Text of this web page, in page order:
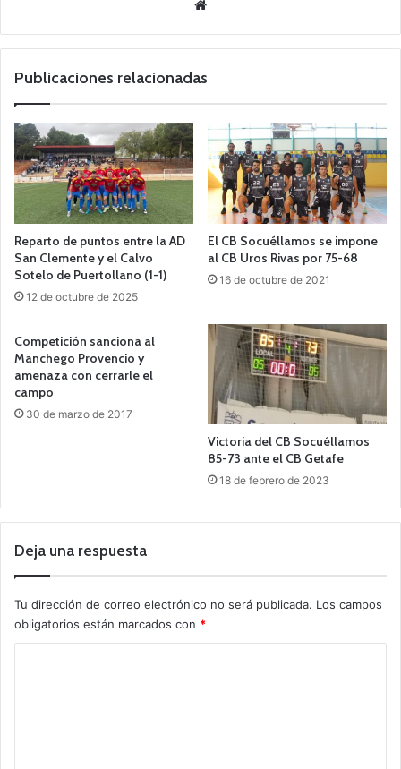
we
Publicaciones relacionadas
Reparto de puntos entre la AD
San Clemente y el Calvo
Sotelo de Puertollano (1-1)
12 de octubre de 2025
El CB Socuéllamos se impone
al CB Uros Rivas por 75-68
16 de octubre de 2021
Competición sanciona al
Manchego Provencio y
amenaza con cerrarle el
campo
30 de marzo de 2017
Victoria del CB Socuéllamos
85-73 ante el CB Getafe
18 de febrero de 2023
Deja una respuesta
Tu dirección de correo electrónico no será publicada. Los campos
obligatorios están marcados con *